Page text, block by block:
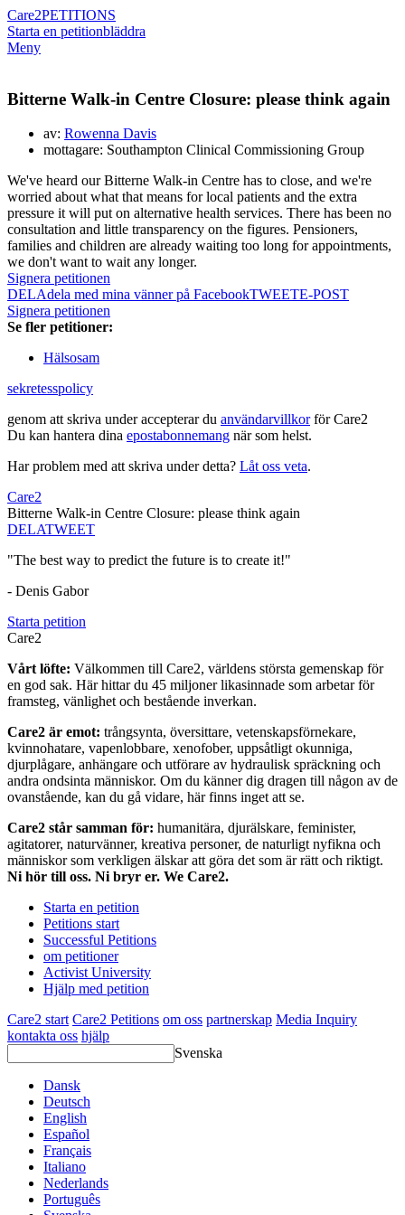
Care2PETITIONS
Starta en petitionbläddra
Meny
Bitterne Walk-in Centre Closure: please think again
av: Rowenna Davis
mottagare: Southampton Clinical Commissioning Group
We've heard our Bitterne Walk-in Centre has to close, and we're
worried about what that means for local patients and the extra
pressure it will put on alternative health services. There has been no
consultation and little transparency on the figures. Pensioners,
families and children are already waiting too long for appointments,
we don't want to wait any longer.
Signera petitionen
DELAdela med mina vänner på FacebookTWEETE-POST
Signera petitionen
Se fler petitioner:
Hälsosam
sekretesspolicy
genom att skriva under accepterar du användarvillkorför Care2
Du kan hantera dina epostabonnemang när som helst.
Har problem med att skriva under detta? Låt oss veta.
Care2
Bitterne Walk-in Centre Closure: please think again
DELATWEET
"The best way to predict the future is to create it!"
- Denis Gabor
Starta petition
Care2
Vårt löfte: Välkommen till Care2, världens största gemenskap för
en god sak. Här hittar du 45 miljoner likasinnade som arbetar för
framsteg, vänlighet och bestående inverkan.
Care2 är emot: trångsynta, översittare, vetenskapsförnekare,
kvinnohatare, vapenlobbare, xenofober, uppsåtligt okunniga,
djurplågare, anhängare och utförare av hydraulisk spräckning och
andra ondsinta människor. Om du känner dig dragen till någon av de
ovanstående, kan du gå vidare, här finns inget att se.
Care2 står samman för: humanitära, djurälskare, feminister,
agitatorer, naturvänner, kreativa personer, de naturligt nyfikna och
människor som verkligen älskar att göra det som är rätt och riktigt.
Ni hör till oss. Ni bryr er. We Care2.
Starta en petition
Petitions start
Successful Petitions
om petitioner
Activist University
Hjälp med petition
Care2 start Care2 Petitions om oss partnerskap Media Inquiry
kontakta oss hjälp
Svenska
Dansk
Deutsch
English
Español
Français
Italiano
Nederlands
Português